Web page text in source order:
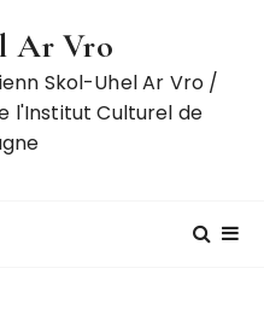
Ar Vro
Skol-Uhel Ar Vro /
l'Institut Culturel de